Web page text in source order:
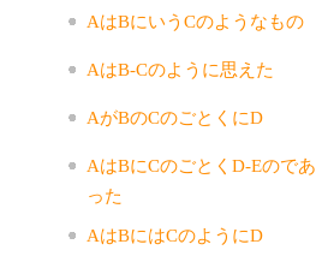
AはBにいうCのようなもの
AはB-Cのように思えた
AがBのCのごとくにD
AはBにCのごとくD-Eのであ
った
AはBにはCのようにD